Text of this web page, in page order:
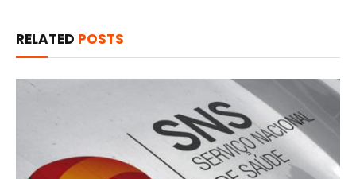
RELATED POSTS